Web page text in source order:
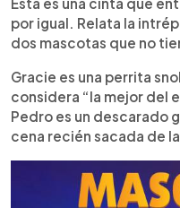
por igual. Relata la
dos mascotas que no
Gracie es una perrita
considera “la mejor del
Pedro es un descarado
cena recién sacada de la